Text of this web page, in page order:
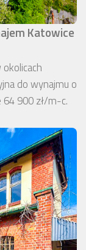
Katowice
do wynajmu o
900 zł/m-c.